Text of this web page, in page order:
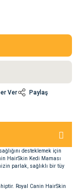
Ver
Paylaş
desteklemek için
HairSkin Kedi Maması
parlak, sağlıklı bir tüy
Royal Canin HairSkin